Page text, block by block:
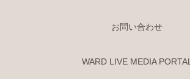
お問い合わせ
WARD LIVE MEDIA PORTAL